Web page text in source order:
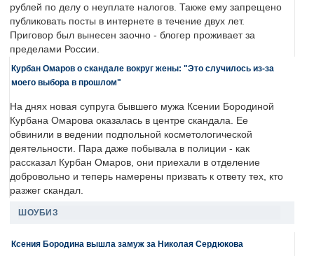
рублей по делу о неуплате налогов. Также ему запрещено
публиковать посты в интернете в течение двух лет.
Приговор был вынесен заочно - блогер проживает за
пределами России.
Курбан Омаров о скандале вокруг жены: "Это случилось из-за
моего выбора в прошлом"
На днях новая супруга бывшего мужа Ксении Бородиной
Курбана Омарова оказалась в центре скандала. Ее
обвинили в ведении подпольной косметологической
деятельности. Пара даже побывала в полиции - как
рассказал Курбан Омаров, они приехали в отделение
добровольно и теперь намерены призвать к ответу тех, кто
разжег скандал.
ШОУБИЗ
Ксения Бородина вышла замуж за Николая Сердюкова